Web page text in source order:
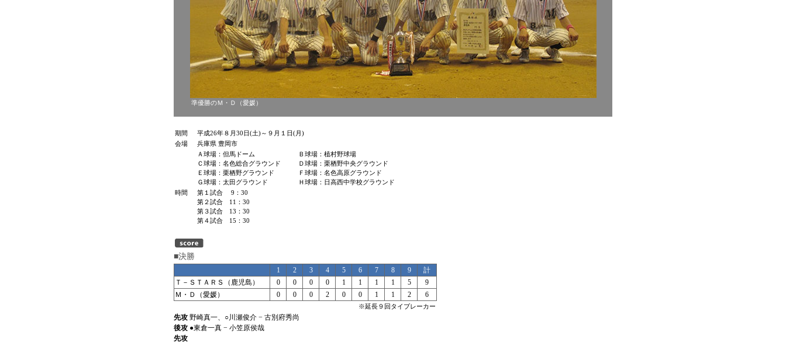
準優勝のＭ・Ｄ（愛媛）
期間
平成26年８月30日(土)～９月１日(月)
会場
兵庫県 豊岡市
Ａ 球場：但馬ドーム
Ｃ球場：名色総合グラウンド
Ｅ 球場：栗栖野グラウンド
Ｇ球場：太田グラウンド
Ｂ球場：植村野球場
Ｄ球場：栗栖野中央グラウンド
Ｆ 球場：名色高原グラウンド
Ｈ球場：日高西中学校グラウンド
時間
第１試合 9：30
第２試合 11：30
第３試合 13：30
第４試合 15：30
■決勝
1 2 3 4 5 6 7 8 9
計
Ｔ－ＳＴＡＲＳ（鹿児島）
0 0 0 0 1 1 1 1 5
9
Ｍ・Ｄ（愛媛）
0 0 0 2 0 0 1 1 2 6
※延長９回タイブレーカー
先攻 野崎真一、○川瀬俊介 − 古別府秀尚
後攻 ●東倉一真 − 小笠原侯哉
先攻